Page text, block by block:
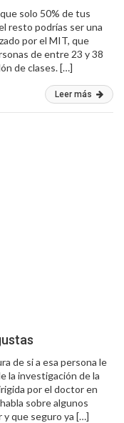
solo 50% de tus
resto podrías ser una
por el MIT, que
de entre 23 y 38
de clases. […]
Leer más
de si a esa persona le
la investigación de la
por el doctor en
sobre algunos
y que seguro ya […]